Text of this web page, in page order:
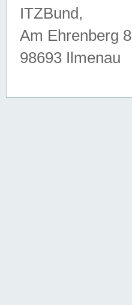
ITZBund,
Am Ehrenberg 8
98693 Ilmenau